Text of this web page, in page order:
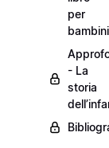
per
bambini
- La
storia